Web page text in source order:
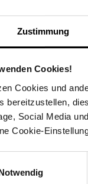
Zustimmung
Cookies!
Cookies und
bereitzustellen,
Social Media
Cookie-
Lichtechtheit: 5,
absaugen
weiter gezeigte